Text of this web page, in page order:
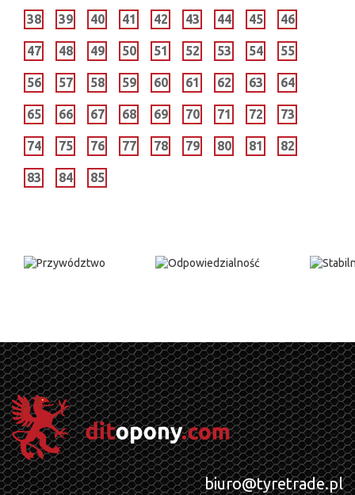
38 39 40 41 42 43 44 45 46
47 48 49 50 51 52 53 54 55
56 57 58 59 60 61 62 63 64
65 66 67 68 69 70 71 72 73
74 75 76 77 78 79 80 81 82
83 84 85
biuro@tyretrade.pl